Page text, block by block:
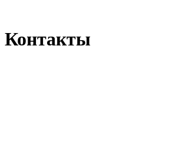
Контакты